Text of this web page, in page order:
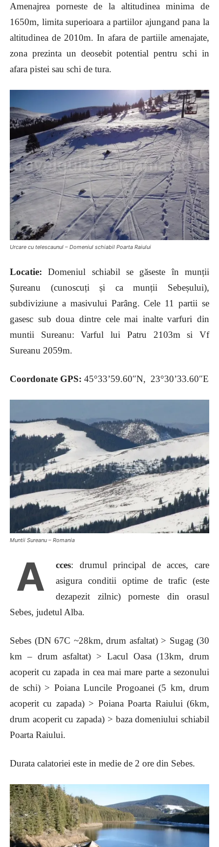
Amenajrea porneste de la altitudinea minima de
1650m, limita superioara a partiilor ajungand pana la
altitudinea de 2010m. In afara de partiile amenajate,
zona prezinta un deosebit potential pentru schi in
afara pistei sau schi de tura.
Urcare cu telescaunul – Domeniul schiabil Poarta Raiului
Locatie:Domeniul schiabil se găseste în munții
Șureanu (cunoscuți și ca munții Sebeșului),
subdiviziune a masivului Parâng. Cele 11 partii se
gasesc sub doua dintre cele mai inalte varfuri din
muntii Sureanu: Varful lui Patru 2103m si Vf
Sureanu 2059m.
Coordonate GPS: 45°33’59.60″N, 23°30’33.60″E
Muntii Sureanu – Romania
A cces: drumul principal de acces, care
asigura conditii optime de trafic (este
dezapezit zilnic) porneste din orasul
Sebes, judetul Alba.
Sebes (DN 67C ~28km, drum asfaltat) > Sugag (30
km – drum asfaltat) > Lacul Oasa (13km, drum
acoperit cu zapada in cea mai mare parte a sezonului
de schi) > Poiana Luncile Progoanei (5 km, drum
acoperit cu zapada) > Poiana Poarta Raiului (6km,
drum acoperit cu zapada) > baza domeniului schiabil
Poarta Raiului.
Durata calatoriei este in medie de 2 ore din Sebes.